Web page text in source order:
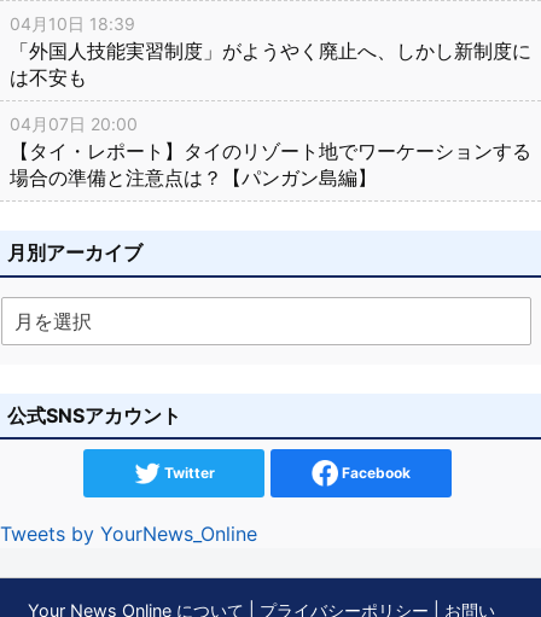
04月10日 18:39
「外国人技能実習制度」がようやく廃止へ、しかし新制度に
は不安も
04月07日 20:00
【タイ・レポート】タイのリゾート地でワーケーションする
場合の準備と注意点は？【パンガン島編】
月別アーカイブ
公式SNSアカウント
Twitter Facebook
Tweets by YourNews_Online
Your News Online について プライバシーポリシー お問い